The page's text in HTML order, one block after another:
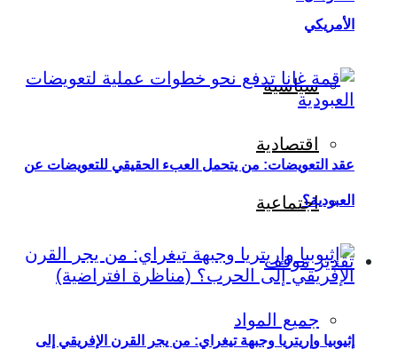
سياسية
اقتصادية
اجتماعية
تقدير موقف
جميع المواد
الأمريكي
عقد التعويضات: من يتحمل العبء الحقيقي للتعويضات عن
العبودية؟
إثيوبيا وإريتريا وجبهة تيغراي: من يجر القرن الإفريقي إلى